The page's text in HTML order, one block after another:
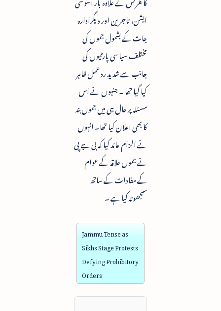
ایشن، تاجرین اور دیگرادارہ
جات کے بشمول جموں کی
مختلف سیاسی پارٹیوں کی
جانب سے شدید رد عمل ظاہر
کیا گیا تھا ۔ جنہوں نے اس
مسئلہ پر حال ہی میں جموں بند
کا بھی اعلان کیا تھا۔ انہوں
نے الزام عائد کیا کہ بی جے پی
نے جموں علاقہ کے عوام
کے مفادات کے ساتھ
سمجھوتہ کیا ہے ۔
Jammu Tense as
Sikhs Stage Protests
Defying Prohibitory
Orders